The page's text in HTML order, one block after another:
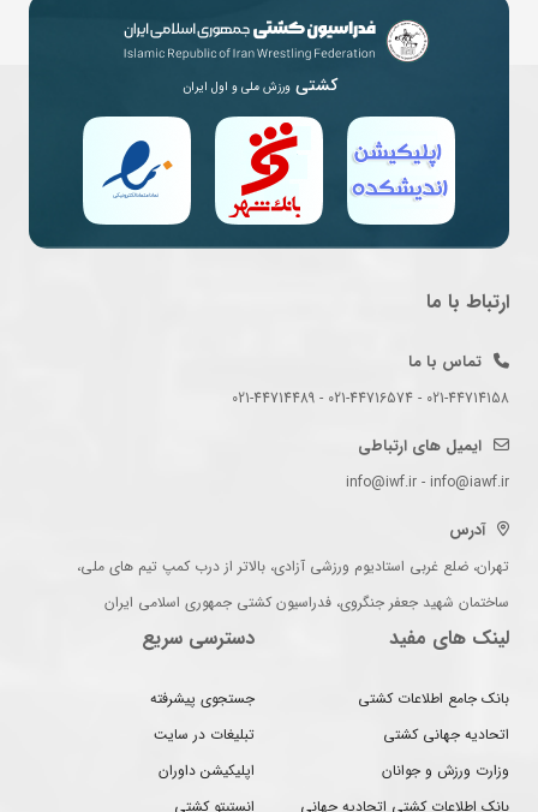
کشتی ورزش ملی و اول ایران
ارتباط با ما
تماس با ما
021-44714158 - 021-44716574 - 021-44714489
ایمیل های ارتباطی
info@iwf.ir - info@iawf.ir
آدرس
تهران، ضلع غربی استادیوم ورزشی آزادی، بالاتر از درب کمپ تیم های ملی،
ساختمان شهید جعفر جنگروی، فدراسیون کشتی جمهوری اسلامی ایران
لینک های مفید
بانک جامع اطلاعات کشتی
اتحادیه جهانی کشتی
وزارت ورزش و جوانان
بانک اطلاعات کشتی اتحادیه جهانی
دسترسی سریع
جستجوی پیشرفته
تبلیغات در سایت
اپلیکیشن داوران
انستیتو کشتی